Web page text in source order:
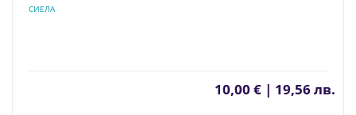
СИЕЛА
10,00 € | 19,56 лв.